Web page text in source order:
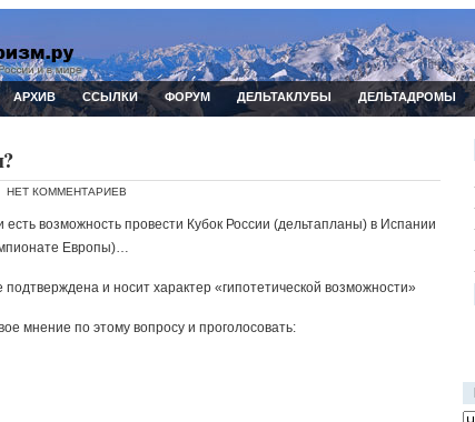
АРХИВ ССЫЛКИ ФОРУМ ДЕЛЬТАКЛУБЫ ДЕЛЬТАДРОМЫ
НЕТ КОММЕНТАРИЕВ
возможность провести Кубок России (дельтапланы) в Испании
Европы)…
и носит характер «гипотетической возможности»
мнение по этому вопросу и проголосовать: